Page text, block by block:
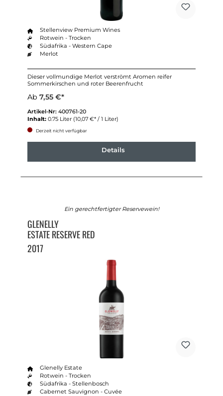
Stellenview Premium Wines
Rotwein - Trocken
Südafrika - Western Cape
Merlot
Dieser vollmundige Merlot verströmt Aromen reifer
Sommerkirschen und roter Beerenfrucht
Ab 7,55 €*
Artikel-Nr: 400761-20
Inhalt: 0.75 Liter (10,07 €* / 1 Liter)
Derzeit nicht verfügbar
Details
Ein gerechtfertigter Reservewein!
GLENELLY
ESTATE RESERVE RED
2017
Glenelly Estate
Rotwein - Trocken
Südafrika - Stellenbosch
Cabernet Sauvignon - Cuvée